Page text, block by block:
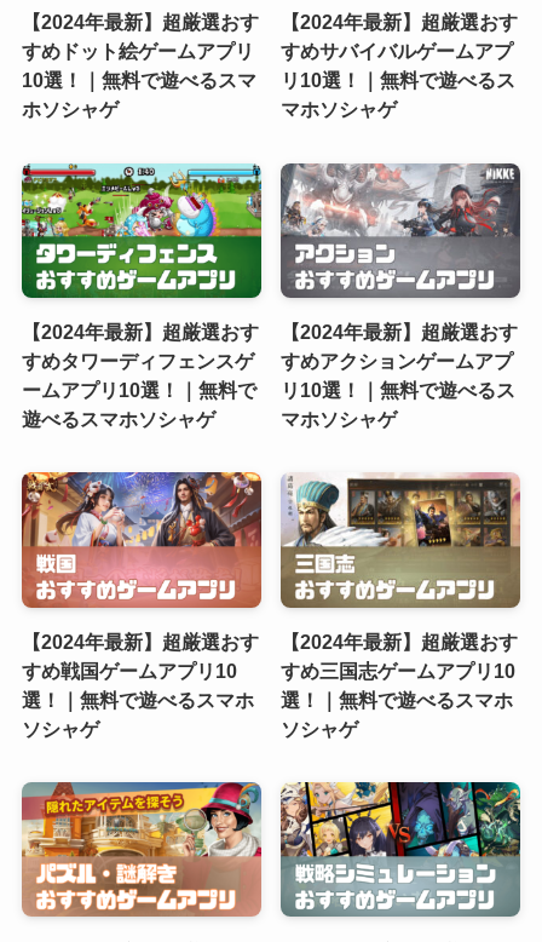
【2024年最新】超厳選おす
すめドット絵ゲームアプリ
10選！｜無料で遊べるスマ
ホソシャゲ
【2024年最新】超厳選おす
すめサバイバルゲームアプ
リ10選！｜無料で遊べるス
マホソシャゲ
【2024年最新】超厳選おす
すめタワーディフェンスゲ
ームアプリ10選！｜無料で
遊べるスマホソシャゲ
【2024年最新】超厳選おす
すめアクションゲームアプ
リ10選！｜無料で遊べるス
マホソシャゲ
【2024年最新】超厳選おす
すめ戦国ゲームアプリ10
選！｜無料で遊べるスマホ
ソシャゲ
【2024年最新】超厳選おす
すめ三国志ゲームアプリ10
選！｜無料で遊べるスマホ
ソシャゲ